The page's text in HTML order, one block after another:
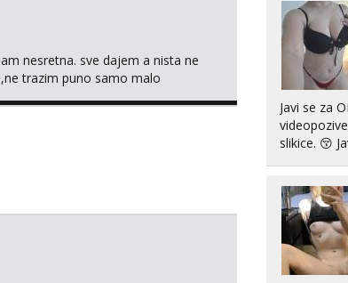
nesretna. sve dajem a nista ne
trazim puno samo malo
Javi se za
slikice. 😚 Javi mi se porukom na Whatsupp, Viber ili